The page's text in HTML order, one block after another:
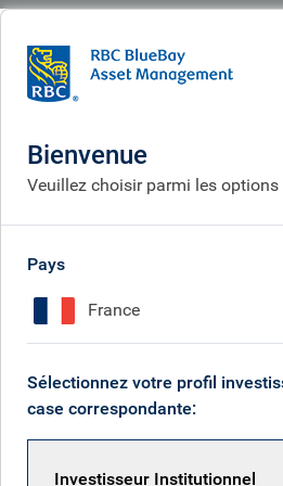
People Julien Jacquet
Bienvenue
Veuillez choisir parmi les
Pays
France
Sélectionnez votre profil
case correspondante:
Investisseur Institutionnel